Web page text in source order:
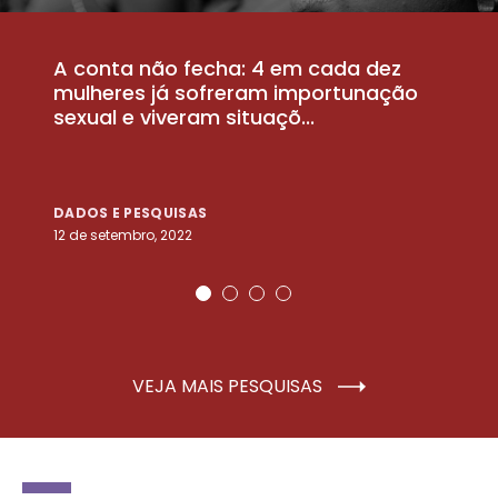
A conta não fecha: 4 em cada dez
mulheres já sofreram importunação
sexual e viveram situaçõ...
DADOS E PESQUISAS
12 de setembro, 2022
VEJA MAIS PESQUISAS